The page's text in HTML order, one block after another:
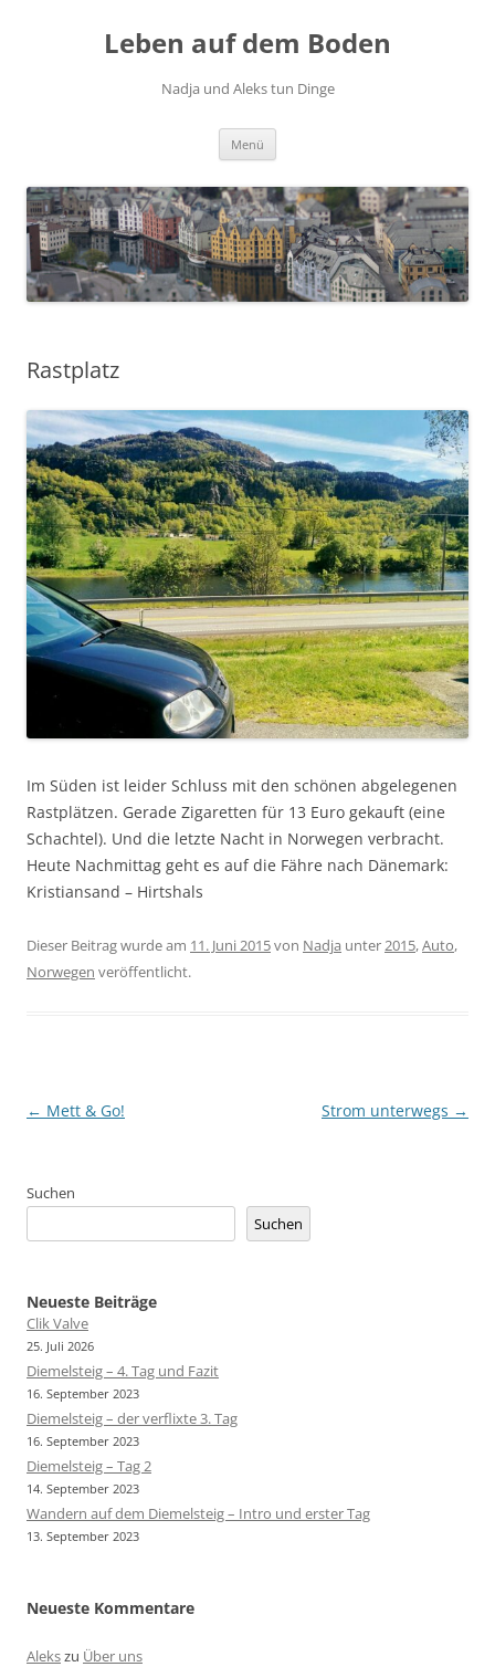
Leben auf dem Boden
Nadja und Aleks tun Dinge
Menü
Rastplatz
Im Süden ist leider Schluss mit den schönen abgelegenen
Rastplätzen. Gerade Zigaretten für 13 Euro gekauft (eine
Schachtel). Und die letzte Nacht in Norwegen verbracht.
Heute Nachmittag geht es auf die Fähre nach Dänemark:
Kristiansand – Hirtshals
Dieser Beitrag wurde am 11. Juni 2015von Nadja unter2015,Auto,
Norwegen veröffentlicht.
Beitragsnavigation
← Mett & Go! Strom unterwegs →
Suchen
Suchen
Neueste Beiträge
Clik Valve
25. Juli 2026
Diemelsteig – 4. Tag und Fazit
16. September 2023
Diemelsteig – der verflixte 3. Tag
16. September 2023
Diemelsteig – Tag 2
14. September 2023
Wandern auf dem Diemelsteig – Intro und erster Tag
13. September 2023
Neueste Kommentare
Alekszu Über uns